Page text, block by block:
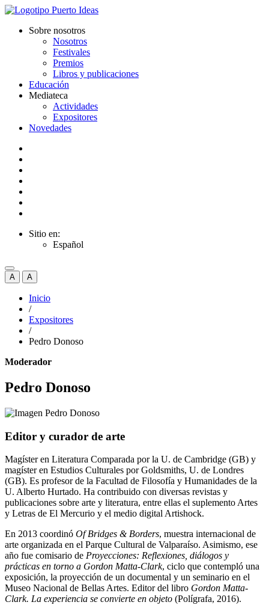
Sobre nosotros
Nosotros
Festivales
Premios
Libros y publicaciones
Educación
Mediateca
Actividades
Expositores
Novedades
Sitio en:
Español
A A
Inicio
/
Expositores
/
Pedro Donoso
Moderador
Pedro Donoso
Editor y curador de arte
Magíster en Literatura Comparada por la U. de Cambridge (GB) y
magíster en Estudios Culturales por Goldsmiths, U. de Londres
(GB). Es profesor de la Facultad de Filosofía y Humanidades de la
U. Alberto Hurtado. Ha contribuido con diversas revistas y
publicaciones sobre arte y literatura, entre ellas el suplemento Artes
y Letras de El Mercurio y el medio digital Artishock.
En 2013 coordinó Of Bridges & Borders, muestra internacional de
arte organizada en el Parque Cultural de Valparaíso. Asimismo, ese
año fue comisario de Proyecciones: Reflexiones, diálogos y
prácticas en torno a Gordon Matta-Clark, ciclo que contempló una
exposición, la proyección de un documental y un seminario en el
Museo Nacional de Bellas Artes. Editor del libro Gordon Matta-
Clark. La experiencia se convierte en objeto (Polígrafa, 2016).